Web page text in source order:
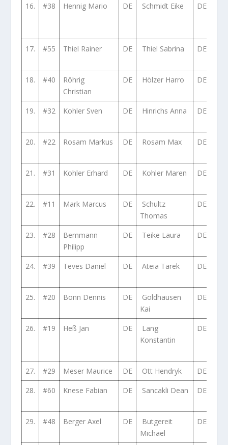
16.
#38 Hennig Mario DE Schmidt Eike DE
17.
#55 Thiel Rainer DE Thiel Sabrina DE
18.
#40
Röhrig
Christian
DE Hölzer Harro DE
19.
#32 Kohler Sven DE Hinrichs Anna DE
20.
#22 Rosam Markus DE Rosam Max DE
21.
#31 Kohler Erhard DE Kohler Maren DE
22.
#11 Mark Marcus DE
Schultz
Thomas
DE
23.
#28
Bemmann
Philipp
DE Teike Laura DE
24.
#39 Teves Daniel DE Ateia Tarek DE
25.
#20 Bonn Dennis DE
Goldhausen
Kai
DE
26.
#19 Heß Jan DE
Lang
Konstantin
DE
27.
#29 Meser Maurice DE Ott Hendryk DE
28.
#60 Knese Fabian DE Sancakli Dean DE
29.
#48 Berger Axel DE
Butgereit
Michael
DE